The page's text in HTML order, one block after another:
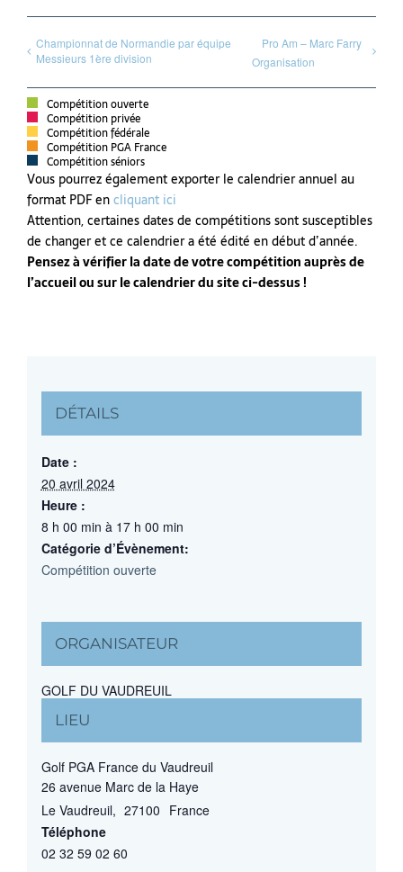
Championnat de Normandie par équipe
Messieurs 1ère division
Pro Am – Marc Farry
Organisation
Compétition ouverte
Compétition privée
Compétition fédérale
Compétition PGA France
Compétition séniors
Vous pourrez également exporter le calendrier annuel au
format PDF encliquant ici
Attention, certaines dates de compétitions sont susceptibles
de changer et ce calendrier a été édité en début d’année.
Pensez à vérifier la date de votre compétition auprès de
l’accueil ou sur le calendrier du site ci-dessus !
DÉTAILS
Date :
20 avril 2024
Heure :
8 h 00 min à 17 h 00 min
Catégorie d’Évènement:
Compétition ouverte
LIEU
Golf PGA France du Vaudreuil
26 avenue Marc de la Haye
Le Vaudreuil, 27100 France
Téléphone
02 32 59 02 60
ORGANISATEUR
GOLF DU VAUDREUIL